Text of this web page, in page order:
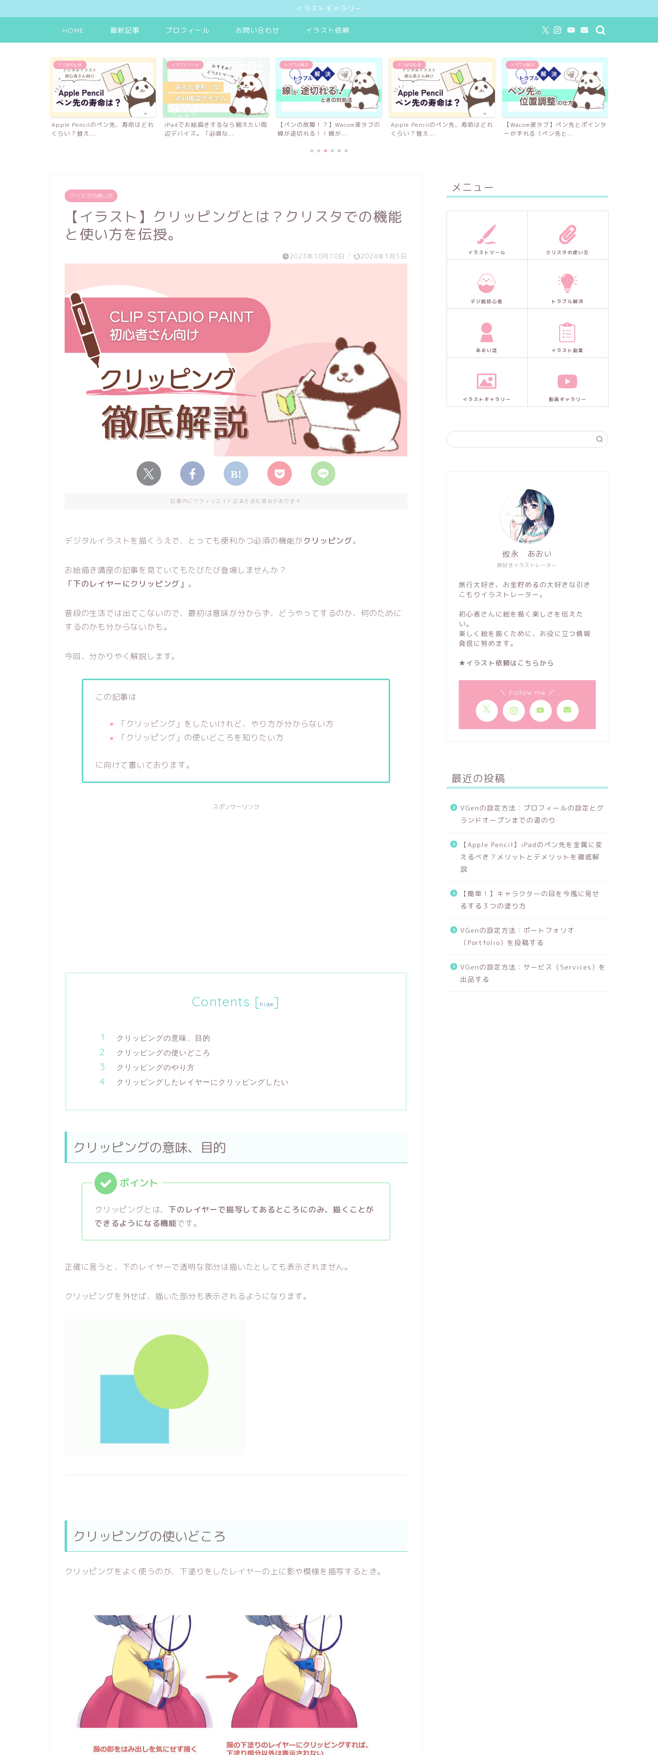
イラストギャラリー
HOME 最新記事 プロフィール お問い合わせ イラスト依頼
デジ絵初心者
Apple Pencilのペン先、寿命はどれ
くらい？替え...
イラストツール
iPadでお絵描きするなら揃えたい周
辺デバイス。「必須な...
トラブル解決
【ペンの故障！？】Wacom液タブの
線が途切れる！！線が...
デジ絵初心者
Apple Pencilのペン先、寿命はどれ
くらい？替え...
トラブル解決
【Wacom液タブ】ペン先とポインタ
ーがずれる（ペン先と...
クリスタの使い方
【イラスト】クリッピングとは？クリスタでの機能
と使い方を伝授。
2023年10月10日 / 2024年1月5日
記事内にアフィリエイト広告を含む場合があります
デジタルイラストを描くうえで、とっても便利かつ必須の機能がクリッピング。
お絵描き講座の記事を見ていてもたびたび登場しませんか？
「下のレイヤーにクリッピング」 。
普段の生活では出てこないので、最初は意味が分からず、どうやってするのか、何のために
するのかも分からないかも。
今回、分かりやく解説します。
この記事は
「クリッピング」をしたいけれど、やり方が分からない方
「クリッピング」の使いどころを知りたい方
に向けて書いております。
スポンサーリンク
Contents [hide]
クリッピングの意味、目的
クリッピングの使いどころ
クリッピングのやり方
クリッピングしたレイヤーにクリッピングしたい
クリッピングの意味、目的
クリッピングとは、 下のレイヤーで描写してあるところにのみ、描くことが
できるようになる機能です。
正確に言うと、下のレイヤーで透明な部分は描いたとしても表示されません。
クリッピングを外せば、描いた部分も表示されるようになります。
クリッピングの使いどころ
クリッピングをよく使うのが、下塗りをしたレイヤーの上に影や模様を描写するとき。
メニュー
イラストツール クリスタの使い方
デジ絵初心者 トラブル解決
あおい流 イラスト副業
イラストギャラリー 動画ギャラリー
旅好きイラストレーター
攸永 あおい
旅行大好き、お金貯めるの大好きな引き
こもりイラストレーター。
初心者さんに絵を描く楽しさを伝えた
い。
楽しく絵を描くために、お役に立つ情報
発信に努めます。
★イラスト依頼はこちらから
＼ Follow me ／
最近の投稿
VGenの設定方法：プロフィールの設定とグ
ランドオープンまでの道のり
【Apple Pencil】iPadのペン先を金属に変
えるべき？メリットとデメリットを徹底解
説
【簡単！】キャラクターの目を今風に見せ
るする３つの塗り方
VGenの設定方法：ポートフォリオ
（Portfolio）を投稿する
VGenの設定方法：サービス（Services）を
出品する